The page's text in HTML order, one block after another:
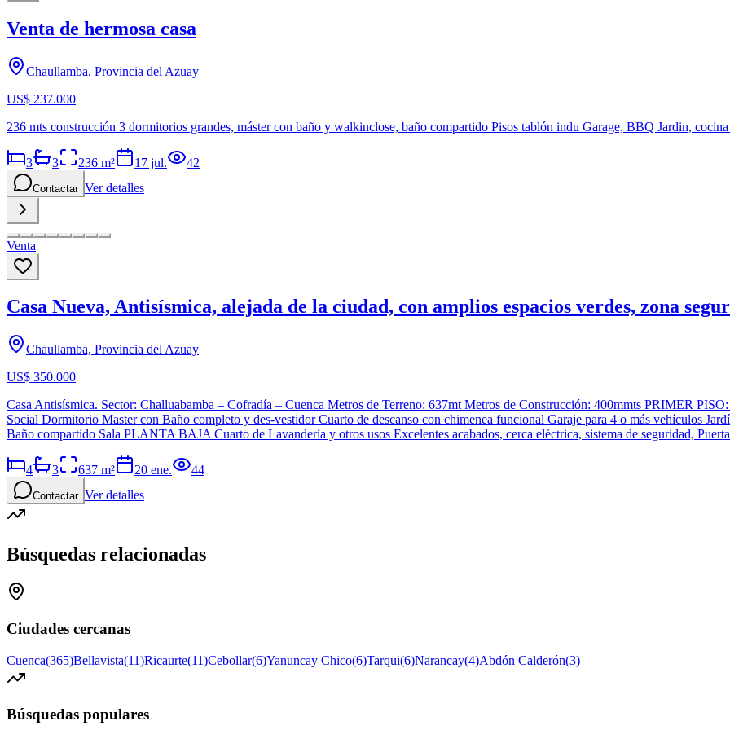
Venta de hermosa casa
Chaullamba, Provincia del Azuay
US$ 237.000
236 mts construcción 3 dormitorios grandes, máster con baño y walkinclose, baño compartido Pisos tablón indu Garage, BBQ Jardin,
3 3 236 m² 17 jul. 42
Contactar Ver detalles
Venta
Casa Nueva, Antisísmica, alejada de la ciudad, con amplios espacios verdes, zona
Chaullamba, Provincia del Azuay
US$ 350.000
Casa Antisísmica. Sector: Challuabamba – Cofradía – Cuenca Metros de Terreno: 637mt Metros de Construcción: 400mmts PRIMER
Social Dormitorio Master con Baño completo y des-vestidor Cuarto de descanso con chimenea funcional Garaje para 4 o más vehículos
Baño compartido Sala PLANTA BAJA Cuarto de Lavandería y otros usos Excelentes acabados, cerca eléctrica, sistema de seguridad,
4 3 637 m² 20 ene. 44
Contactar Ver detalles
Búsquedas relacionadas
Ciudades cercanas
Cuenca(365)Bellavista(11)Ricaurte(11)Cebollar(6)Yanuncay Chico(6)Tarqui(6)Narancay(4)Abdón Calderón(3)
Búsquedas populares